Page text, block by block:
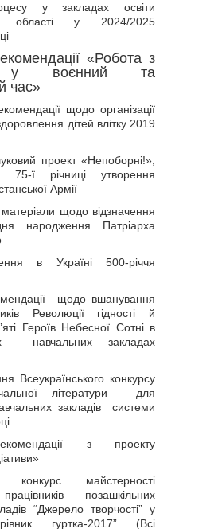
у закладах освіти
області у 2024/2025
«Робота з
у воєнний та
час»
щодо організації
дітей влітку 2019
проект «Непоборні!»,
75-ї річниці утворення
Армії
матеріали щодо відзначення
народження Патріарха
в Україні 500-річчя
щодо вшанування
Революції гідності й
Героїв Небесної Сотні в
навчальних закладах
Всеукраїнського конкурсу
літератури для
закладів системи
з проекту
конкурс майстерності
позашкільних
“Джерело творчості” у
гуртка-2017” (Всі